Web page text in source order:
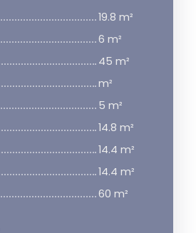
19.8 m²
6 m²
45 m²
m²
5 m²
14.8 m²
14.4 m²
14.4 m²
60 m²